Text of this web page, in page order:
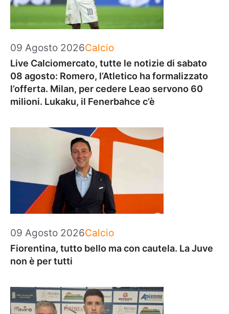
09 Agosto 2026Categorie
Calcio
Live Calciomercato, tutte le notizie di sabato
08 agosto: Romero, l’Atletico ha formalizzato
l’offerta. Milan, per cedere Leao servono 60
milioni. Lukaku, il Fenerbahce c’è
09 Agosto 2026Categorie
Calcio
Fiorentina, tutto bello ma con cautela. La Juve
non è per tutti